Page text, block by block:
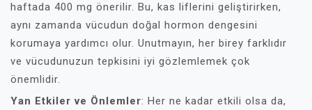
haftada 400 mg önerilir. Bu, kas liflerini geliştirirken,
aynı zamanda vücudun doğal hormon dengesini
korumaya yardımcı olur. Unutmayın, her birey farklıdır
ve vücudunuzun tepkisini iyi gözlemlemek çok
önemlidir.
Yan Etkiler ve Önlemler: Her ne kadar etkili olsa da,